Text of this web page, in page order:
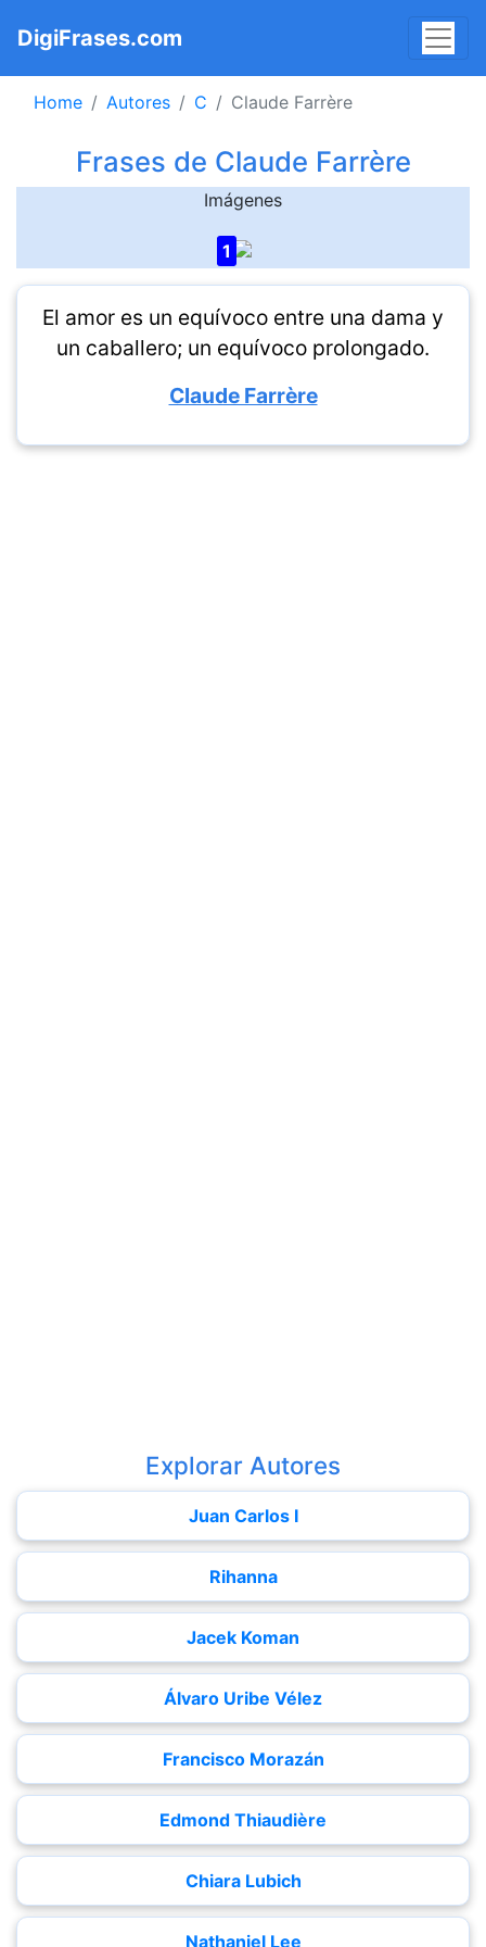
DigiFrases.com
Home Autores C Claude Farrère
Frases de Claude Farrère
Imágenes
1
El amor es un equívoco entre una dama y
un caballero; un equívoco prolongado.
Claude Farrère
Explorar Autores
Juan Carlos I
Rihanna
Jacek Koman
Álvaro Uribe Vélez
Francisco Morazán
Edmond Thiaudière
Chiara Lubich
Nathaniel Lee